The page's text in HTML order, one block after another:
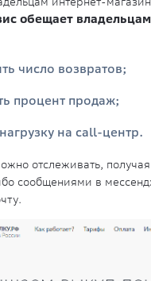
обещает
число возвратов;
процент продаж;
на call-центр.
отслеживать,
сообщениями в